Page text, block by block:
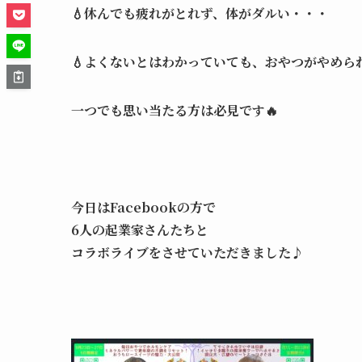
💧休んでも疲れがとれず、体がダルい・・・
💧よくないとはわかっていても、おやつがやめら
一つでも思い当たる方は必見です🔥
今日はFacebookの方で
6人の起業家さんたちと
コラボライブをさせていただきました♪